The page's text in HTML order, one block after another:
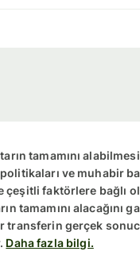
tamamını
politikaları ve muhabir
çeşitli faktörlere bağlı
tamamını alacağını
transferin gerçek
Daha fazla bilgi.